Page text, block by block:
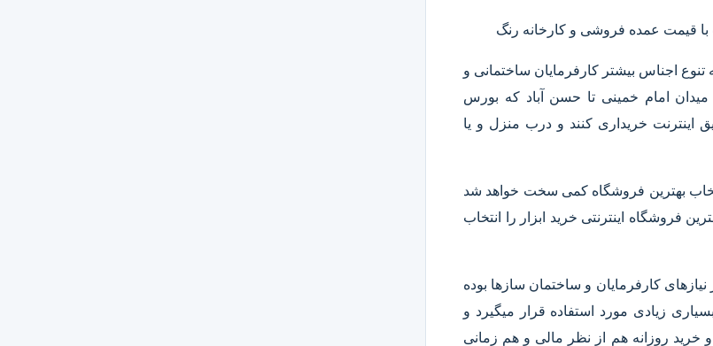
قیمت عمده فروشی و کارخانه رنگ
اجناس بیشتر کارفرمایان ساختمانی و
امام خمینی تا حسن آباد که بورس
اینترنت خریداری کنند و درب منزل و یا
بهترین فروشگاه کمی سخت خواهد شد
فروشگاه اینترنتی خرید ابزار را انتخاب
کارفرمایان و ساختمان سازها بوده
زیادی مورد استفاده قرار میگیرد و
خرید روزانه هم از نظر مالی و هم زمانی